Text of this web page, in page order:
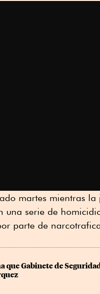
martes mientras
una serie de
parte de
Gabinete de